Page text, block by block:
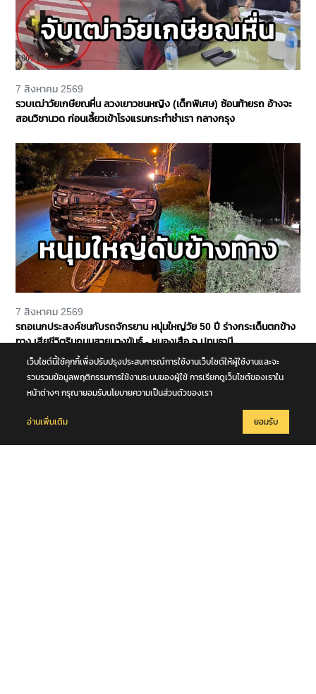
7 สิงหาคม 2569
รวบเฒ่าวัยเกษียณหื่น ลวงเยาวชนหญิง (เด็กพิเศษ) ซ้อนท้ายรถ อ้างจะ
สอนวิชานวด ก่อนเลี้ยวเข้าโรงแรมกระทำชำเรา กลางกรุง
7 สิงหาคม 2569
รถอเนกประสงค์ชนกับรถจักรยาน หนุ่มใหญ่วัย 50 ปี ร่างกระเด็นตกข้าง
ทาง เสียชีวิตริมถนนสายบางขันธ์ - หนองเสือ จ.ปทุมธานี
เว็บไซต์นี้ใช้คุกกี้เพื่อปรับปรุงประสบการณ์การใช้งานเว็บไซต์ให้ผู้ใช้งานและจะ
รวบรวมข้อมูลพฤติกรรมการใช้งานระบบของผู้ใช้ การเรียกดูเว็บไซต์ของเราใน
หน้าต่างๆ กรุณายอมรับนโยบายความเป็นส่วนตัวของเรา
อ่านเพิ่มเติม ยอมรับ